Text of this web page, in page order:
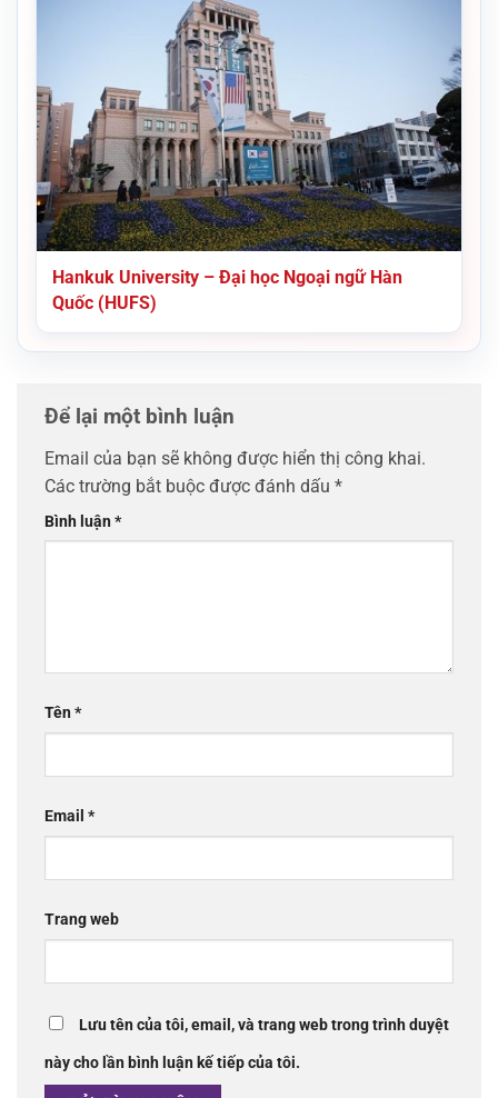
Hankuk University – Đại học Ngoại ngữ Hàn
Quốc (HUFS)
Để lại một bình luận
Email của bạn sẽ không được hiển thị công khai.
Các trường bắt buộc được đánh dấu *
Bình luận*
Tên*
Email *
Trang web
Lưu tên của tôi, email, và trang web trong trình duyệt
này cho lần bình luận kế tiếp của tôi.